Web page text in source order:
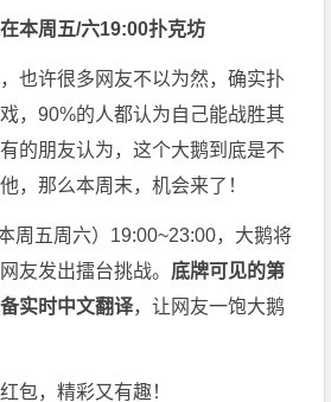
本周五/六19:00扑克坊
也许很多网友不以为然，确实扑
，90%的人都认为自己能战胜其
的朋友认为，这个大鹅到底是不
，那么本周末，机会来了！
周五周六）19:00~23:00，大鹅将
友发出擂台挑战。 底牌可见的第
实时中文翻译，让网友一饱大鹅
包，精彩又有趣！